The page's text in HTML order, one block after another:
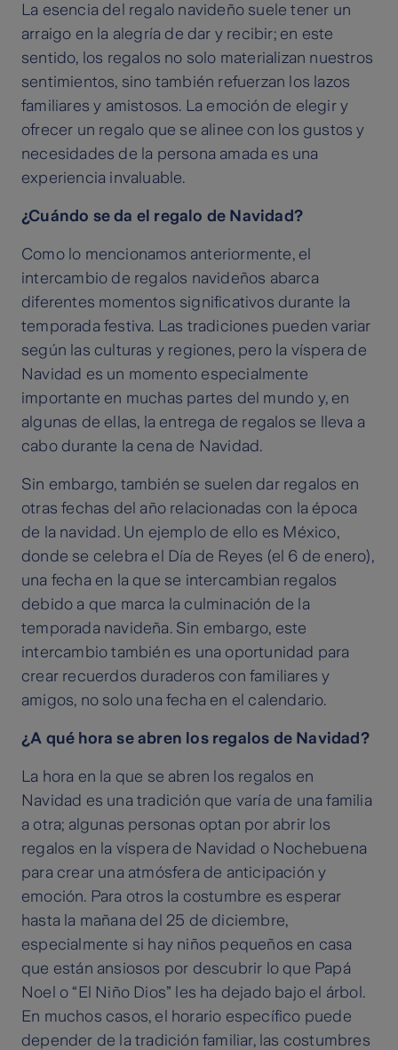
La esencia del regalo navideño suele tener un
arraigo en la alegría de dar y recibir; en este
sentido, los regalos no solo materializan nuestros
sentimientos, sino también refuerzan los lazos
familiares y amistosos. La emoción de elegir y
ofrecer un regalo que se alinee con los gustos y
necesidades de la persona amada es una
experiencia invaluable.
¿Cuándo se da el regalo de Navidad?
Como lo mencionamos anteriormente, el
intercambio de regalos navideños abarca
diferentes momentos significativos durante la
temporada festiva. Las tradiciones pueden variar
según las culturas y regiones, pero la víspera de
Navidad es un momento especialmente
importante en muchas partes del mundo y, en
algunas de ellas, la entrega de regalos se lleva a
cabo durante la cena de Navidad.
Sin embargo, también se suelen dar regalos en
otras fechas del año relacionadas con la época
de la navidad. Un ejemplo de ello es México,
donde se celebra el Día de Reyes (el 6 de enero),
una fecha en la que se intercambian regalos
debido a que marca la culminación de la
temporada navideña. Sin embargo, este
intercambio también es una oportunidad para
crear recuerdos duraderos con familiares y
amigos, no solo una fecha en el calendario.
¿A qué hora se abren los regalos de Navidad?
La hora en la que se abren los regalos en
Navidad es una tradición que varía de una familia
a otra; algunas personas optan por abrir los
regalos en la víspera de Navidad o Nochebuena
para crear una atmósfera de anticipación y
emoción. Para otros la costumbre es esperar
hasta la mañana del 25 de diciembre,
especialmente si hay niños pequeños en casa
que están ansiosos por descubrir lo que Papá
Noel o “El Niño Dios” les ha dejado bajo el árbol.
En muchos casos, el horario específico puede
depender de la tradición familiar, las costumbres